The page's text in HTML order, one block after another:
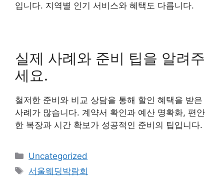
입니다. 지역별 인기 서비스와 혜택도 다릅니다.
실제 사례와 준비 팁을 알려주
세요.
철저한 준비와 비교 상담을 통해 할인 혜택을 받은
사례가 많습니다. 계약서 확인과 예산 명확화, 편안
한 복장과 시간 확보가 성공적인 준비의 팁입니다.
Categories
Uncategorized
Tags
서울웨딩박람회